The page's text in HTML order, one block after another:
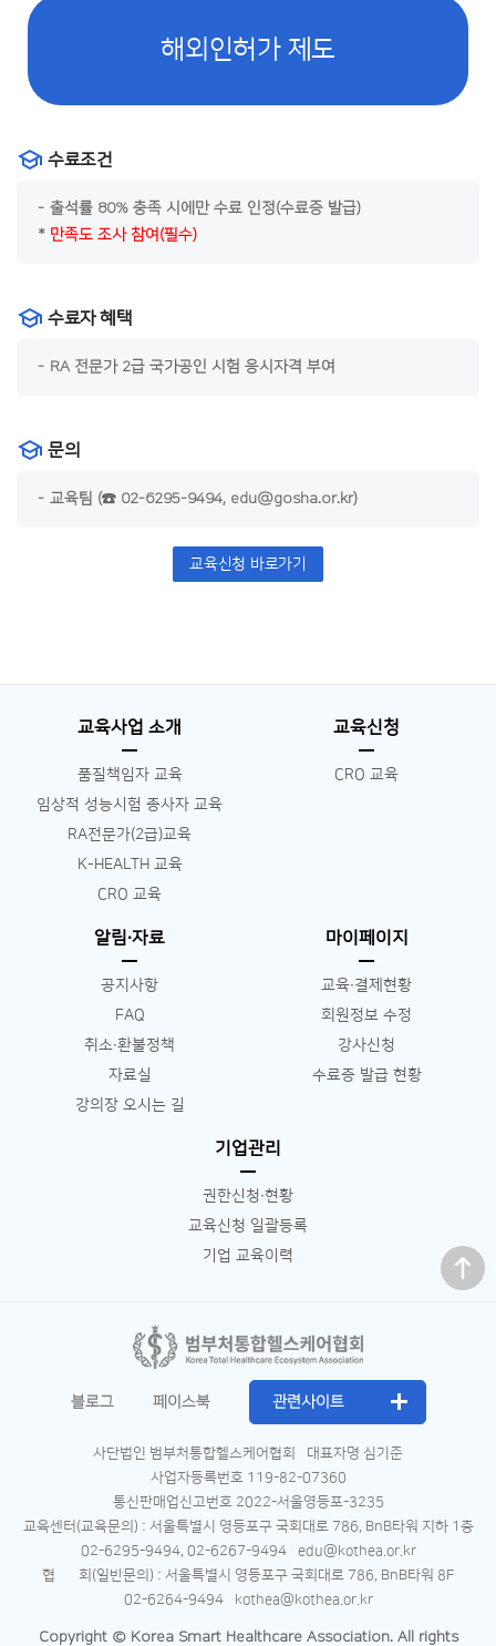
해외인허가 제도
수료조건
출석률 80% 충족 시에만 수료 인정(수료증 발급)
만족도 조사 참여(필수)
수료자 혜택
RA 전문가 2급 국가공인 시험 응시자격 부여
문의
교육팀 (☎ 02-6295-9494, edu@gosha.or.kr)
교육신청 바로가기
교육사업 소개
품질책임자 교육
임상적 성능시험 종사자 교육
RA전문가(2급)교육
K-HEALTH 교육
CRO 교육
교육신청
CRO 교육
알림∙자료
공지사항
FAQ
취소∙환불정책
자료실
강의장 오시는 길
마이페이지
교육∙결제현황
회원정보 수정
강사신청
수료증 발급 현황
기업관리
권한신청∙현황
교육신청 일괄등록
기업 교육이력
맨 위로
블로그 페이스북 관련사이트
사단법인 범부처통합헬스케어협회
대표자명 심기준
사업자등록번호 119-82-07360
통신판매업신고번호 2022-서울영등포-3235
교육센터(교육문의) : 서울특별시 영등포구 국회대로 786, BnB타워 지하 1층
02-6295-9494, 02-6267-9494
edu@kothea.or.kr
협 회(일반문의) : 서울특별시 영등포구 국회대로 786, BnB타워 8F
02-6264-9494
kothea@kothea.or.kr
Copyright © Korea Smart Healthcare Association. All rights